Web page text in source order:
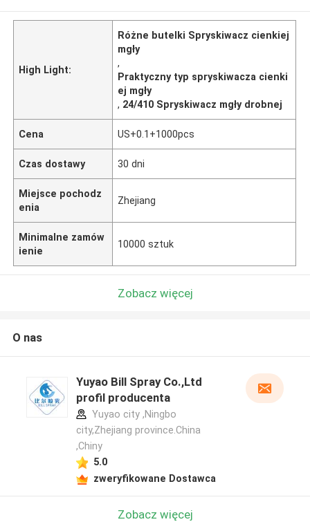
High Light:
Różne butelki Spryskiwacz cienkiej
mgły
,
Praktyczny typ spryskiwacza cienki
ej mgły
, 24/410 Spryskiwacz mgły drobnej
Cena US+0.1+1000pcs
Czas dostawy 30 dni
Miejsce pochodz
enia
Zhejiang
Minimalne zamów
ienie
10000 sztuk
Zobacz więcej
O nas
Yuyao Bill Spray Co.,Ltd
profil producenta
Yuyao city ,Ningbo
city,Zhejiang province.China
,Chiny
5.0
zweryfikowane Dostawca
Zobacz więcej